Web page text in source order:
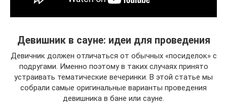
Девишник в сауне: идеи для проведения
Девичник должен отличаться от обычных «посиделок» с
подругами. Именно поэтому в таких случаях принято
устраивать тематические вечеринки. В этой статье мы
собрали самые оригинальные варианты проведения
девишника в бане или сауне.